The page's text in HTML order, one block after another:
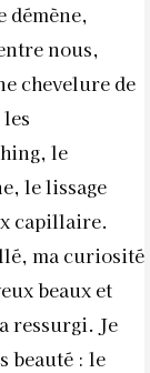
démène,
nous,
chevelure de
le
le lissage
capillaire.
ma curiosité
beaux et
ressurgi. Je
beauté : le